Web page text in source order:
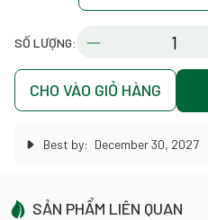
SỐ LƯỢNG:
CHO VÀO GIỎ HÀNG
Best by: December 30, 2027
SẢN PHẨM LIÊN QUAN